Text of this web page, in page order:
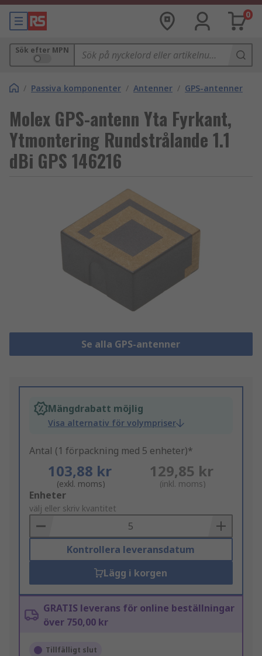
0
Sök efter MPN
/ Passiva komponenter / Antenner / GPS-antenner
Molex GPS-antenn Yta Fyrkant,
Ytmontering Rundstrålande 1.1
dBi GPS 146216
Se alla GPS-antenner
Mängdrabatt möjlig
Visa alternativ för volympriser
Antal (1 förpackning med 5 enheter)*
103,88 kr
(exkl. moms)
129,85 kr
(inkl. moms)
Add
to
Basket
Enheter
välj eller skriv kvantitet
Kontrollera leveransdatum
Lägg i korgen
GRATIS leverans för online beställningar
över 750,00 kr
Tillfälligt slut